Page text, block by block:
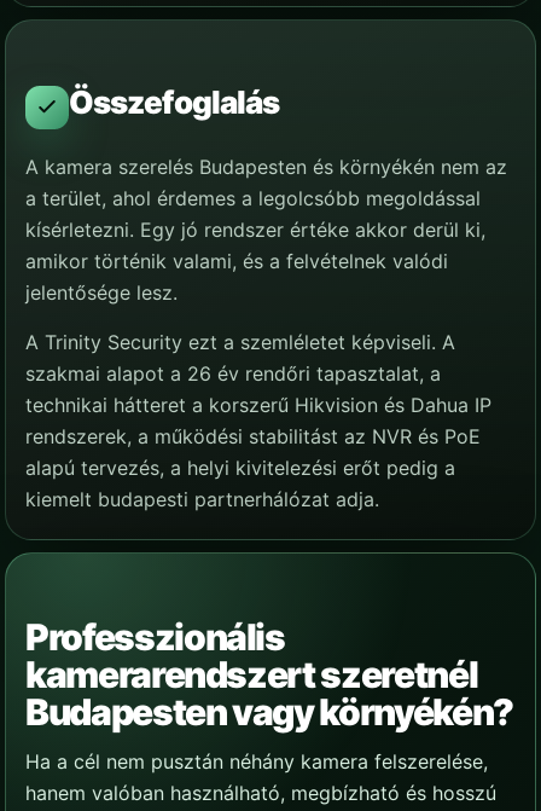
Összefoglalás
A kamera szerelés Budapesten és környékén nem az
a terület, ahol érdemes a legolcsóbb megoldással
kísérletezni. Egy jó rendszer értéke akkor derül ki,
amikor történik valami, és a felvételnek valódi
jelentősége lesz.
A Trinity Security ezt a szemléletet képviseli. A
szakmai alapot a 26 év rendőri tapasztalat, a
technikai hátteret a korszerű Hikvision és Dahua IP
rendszerek, a működési stabilitást az NVR és PoE
alapú tervezés, a helyi kivitelezési erőt pedig a
kiemelt budapesti partnerhálózat adja.
Professzionális
kamerarendszert szeretnél
Budapesten vagy környékén?
Ha a cél nem pusztán néhány kamera felszerelése,
hanem valóban használható, megbízható és hosszú